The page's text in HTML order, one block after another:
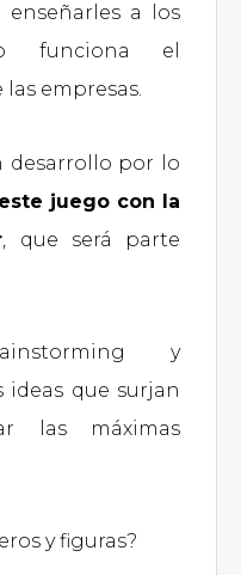
enseñarles a los
funciona el
empresas.
desarrollo por lo
juego con la
, que será parte
y
ideas que surjan
las máximas
y figuras?